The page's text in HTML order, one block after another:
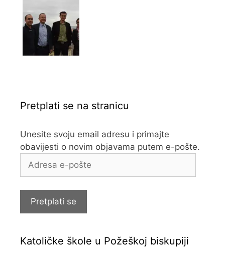
Pretplati se na stranicu
Unesite svoju email adresu i primajte
obavijesti o novim objavama putem e-pošte.
Adresa
Pretplati se
Katoličke škole u Požeškoj biskupiji